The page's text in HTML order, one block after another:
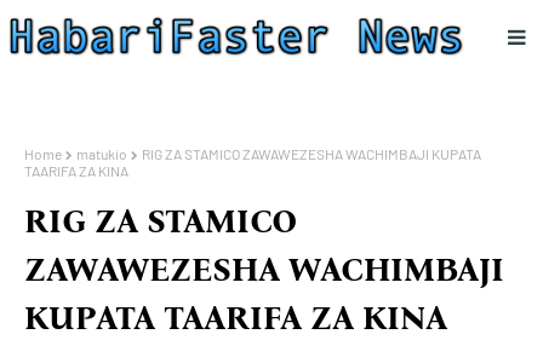
Home matukio
RIG ZA STAMICO ZAWAWEZESHA WACHIMBAJI KUPATA
TAARIFA ZA KINA
RIG ZA STAMICO
ZAWAWEZESHA WACHIMBAJI
KUPATA TAARIFA ZA KINA